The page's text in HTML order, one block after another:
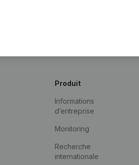
Produit
Informations
d’entreprise
Monitoring
Recherche
internationale